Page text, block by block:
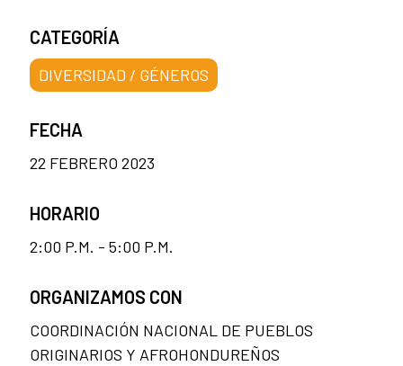
CATEGORÍA
DIVERSIDAD / GÉNEROS
FECHA
22 FEBRERO 2023
HORARIO
2:00 P.M. - 5:00 P.M.
ORGANIZAMOS CON
COORDINACIÓN NACIONAL DE PUEBLOS
ORIGINARIOS Y AFROHONDUREÑOS